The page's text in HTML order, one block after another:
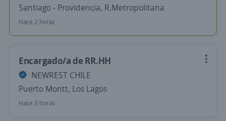
Santiago - Providencia, R.Metropolitana
Hace 2 horas
Encargado/a de RR.HH
NEWREST CHILE
Puerto Montt, Los Lagos
Hace 3 horas